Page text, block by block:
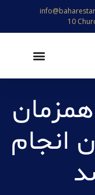
10
انجام